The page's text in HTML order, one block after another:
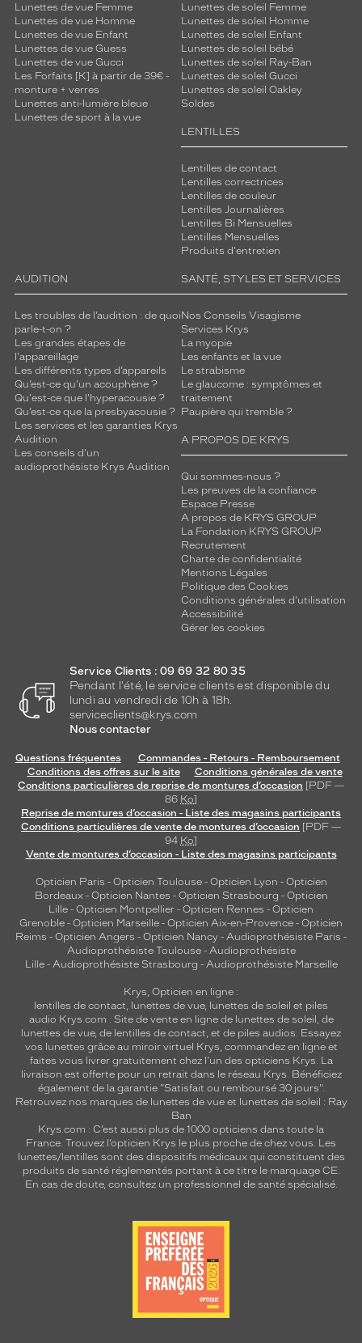
Lunettes de vue Femme
Lunettes de vue Homme
Lunettes de vue Enfant
Lunettes de vue Guess
Lunettes de vue Gucci
Les Forfaits [K] à partir de 39€ -
monture + verres
Lunettes anti-lumière bleue
Lunettes de sport à la vue
Lunettes de soleil Femme
Lunettes de soleil Homme
Lunettes de soleil Enfant
Lunettes de soleil bébé
Lunettes de soleil Ray-Ban
Lunettes de soleil Gucci
Lunettes de soleil Oakley
Soldes
LENTILLES
Lentilles de contact
Lentilles correctrices
Lentilles de couleur
Lentilles Journalières
Lentilles Bi Mensuelles
Lentilles Mensuelles
Produits d'entretien
AUDITION
Les troubles de l’audition : de quoi
parle-t-on ?
Les grandes étapes de
l'appareillage
Les différents types d’appareils
Qu’est-ce qu'un acouphène ?
Qu'est-ce que l'hyperacousie ?
Qu’est-ce que la presbyacousie ?
Les services et les garanties Krys
Audition
Les conseils d'un
audioprothésiste Krys Audition
SANTÉ, STYLES ET SERVICES
Nos Conseils Visagisme
Services Krys
La myopie
Les enfants et la vue
Le strabisme
Le glaucome : symptômes et
traitement
Paupière qui tremble ?
A PROPOS DE KRYS
Qui sommes-nous ?
Les preuves de la confiance
Espace Presse
A propos de KRYS GROUP
La Fondation KRYS GROUP
Recrutement
Charte de confidentialité
Mentions Légales
Politique des Cookies
Conditions générales d'utilisation
Accessibilité
Gérer les cookies
Service Clients : 09 69 32 80 35
Pendant l'été, le service clients est disponible du
lundi au vendredi de 10h à 18h.
serviceclients@krys.com
Nous contacter
Questions fréquentes
Commandes - Retours - Remboursement
Conditions des offres sur le site
Conditions générales de vente
Conditions particulières de reprise de montures d’occasion [PDF —
86 Ko]
Reprise de montures d’occasion - Liste des magasins participants
Conditions particulières de vente de montures d’occasion [PDF —
94 Ko]
Vente de montures d’occasion - Liste des magasins participants
Opticien Paris - Opticien Toulouse- Opticien Lyon - Opticien
Bordeaux- Opticien Nantes - Opticien Strasbourg - Opticien
Lille - Opticien Montpellier - Opticien Rennes - Opticien
Grenoble - Opticien Marseille - Opticien Aix-en-Provence - Opticien
Reims - Opticien Angers - Opticien Nancy - Audioprothésiste Paris -
Audioprothésiste Toulouse- Audioprothésiste
Lille- Audioprothésiste Strasbourg - Audioprothésiste Marseille
Krys, Opticien en ligne :
lentilles de contact lunettes de vue, lunettes de soleil et piles
audio Krys.com : Site de vente en ligne de lunettes de soleil, de
lunettes de vue, de lentilles de contact , et de piles audios. Essayez
vos lunettes grâce au miroir virtuel Krys, commandez en ligne et
faites vous livrer gratuitement chez l'un des opticiens Krys. La
livraison est offerte pour un retrait dans le réseau Krys. Bénéficiez
également de la garantie "Satisfait ou remboursé 30 jours".
Retrouvez nos marques de lunettes de vue et lunettes de soleil : Ray
Ban
Krys.com : C’est aussi plus de 1000 opticiens dans toute la
France. Trouvez l’opticien Krys le plus proche de chez vous . Les
lunettes/lentilles sont des dispositifs médicaux qui constituent des
produits de santé réglementés portant à ce titre le marquage CE.
En cas de doute, consultez un professionnel de santé spécialisé.